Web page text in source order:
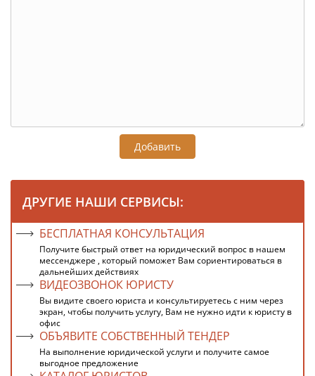
Добавить
ДРУГИЕ НАШИ СЕРВИСЫ:
БЕСПЛАТНАЯ КОНСУЛЬТАЦИЯ
Получите быстрый ответ на юридический вопрос в нашем
мессенджере , который поможет Вам сориентироваться в
дальнейших действиях
ВИДЕОЗВОНОК ЮРИСТУ
Вы видите своего юриста и консультируетесь с ним через
экран, чтобы получить услугу, Вам не нужно идти к юристу в
офис
ОБЪЯВИТЕ СОБСТВЕННЫЙ ТЕНДЕР
На выполнение юридической услуги и получите самое
выгодное предложение